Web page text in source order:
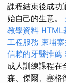
課程結束後成功
始自己的生意。
教學資料 HTML
工程服務 柬埔
信賴的牙醫推薦
成人訓練課程在
森、傑爾、塞格